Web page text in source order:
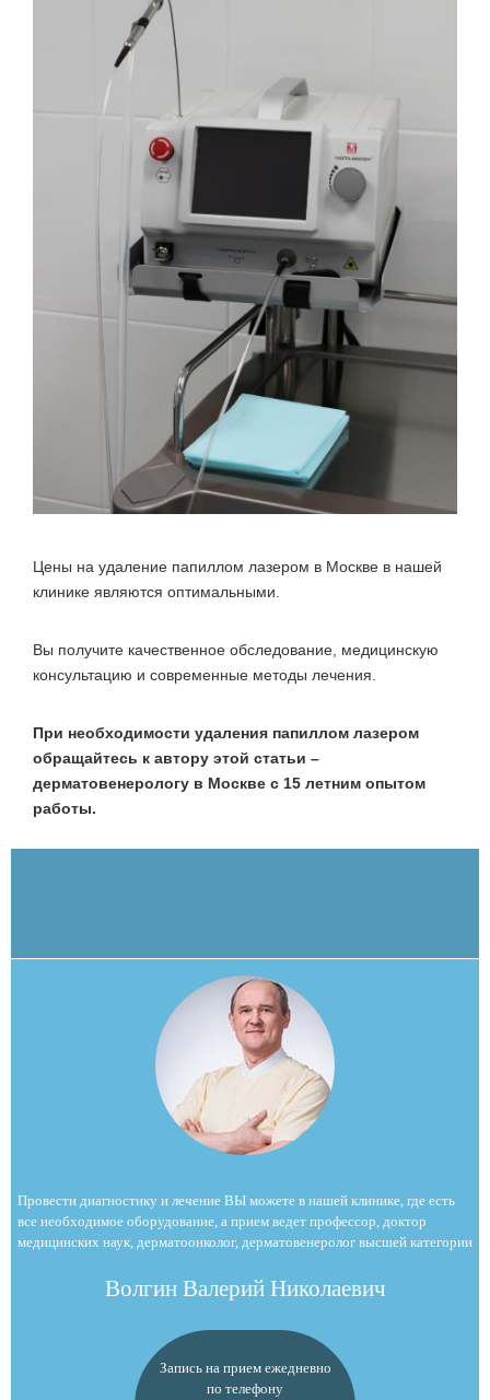
Цены на удаление папиллом лазером в Москве в нашей
клинике являются оптимальными.
Вы получите качественное обследование, медицинскую
консультацию и современные методы лечения.
При необходимости удаления папиллом лазером
обращайтесь к автору этой статьи –
дерматовенерологу в Москве с 15 летним опытом
работы.
Провести диагностику и лечение ВЫ можете в нашей клинике, где есть
все необходимое оборудование, а прием ведет профессор, доктор
медицинских наук, дерматоонколог, дерматовенеролог высшей категории
Волгин Валерий Николаевич
Запись на прием ежедневно
по телефону